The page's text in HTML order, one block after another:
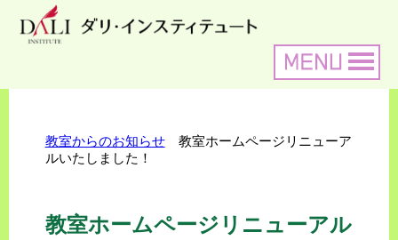
教室からのお知らせ教室ホームページリニューア
ルいたしました！
教室ホームページリニューアル